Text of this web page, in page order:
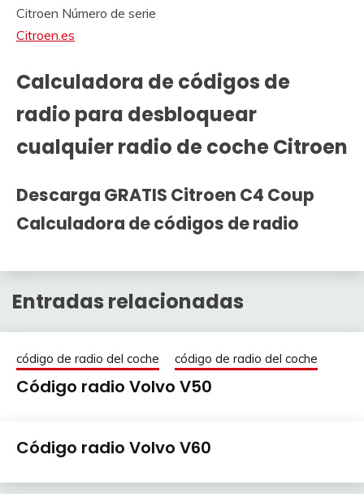
Citroen Número de serie
Citroen.es
Calculadora de códigos de
radio para desbloquear
cualquier radio de coche Citroen
Descarga GRATIS Citroen C4 Coup
Calculadora de códigos de radio
Entradas relacionadas
código de radio del coche código de radio del coche
Código radio Volvo V50
marzo
Código radio Volvo V60